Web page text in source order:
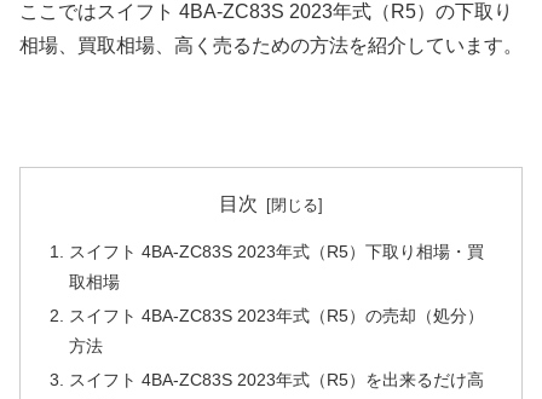
ここではスイフト 4BA-ZC83S 2023年式（R5）の下取り
相場、買取相場、高く売るための方法を紹介しています。
目次
スイフト 4BA-ZC83S 2023年式（R5）下取り相場・買
取相場
スイフト 4BA-ZC83S 2023年式（R5）の売却（処分）
方法
スイフト 4BA-ZC83S 2023年式（R5）を出来るだけ高